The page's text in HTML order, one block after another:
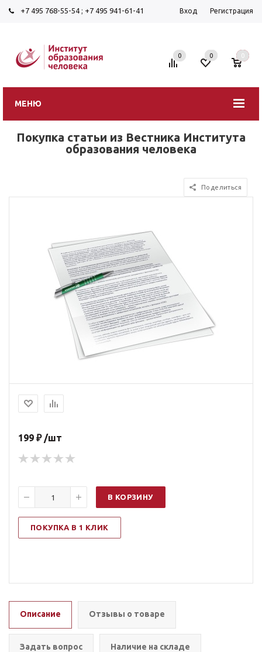
+7 495 768-55-54 ; +7 495 941-61-41 Вход Регистрация
МЕНЮ
0 0 0
Покупка статьи из Вестника Института
образования человека
Поделиться
199 ₽ /шт
В КОРЗИНУ
ПОКУПКА В 1 КЛИК
Описание Отзывы о товаре
Задать вопрос Наличие на складе